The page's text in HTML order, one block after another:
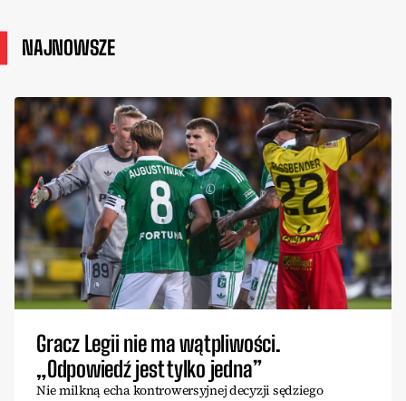
NAJNOWSZE
Gracz Legii nie ma wątpliwości.
„Odpowiedź jest tylko jedna”
Nie milkną echa kontrowersyjnej decyzji sędziego